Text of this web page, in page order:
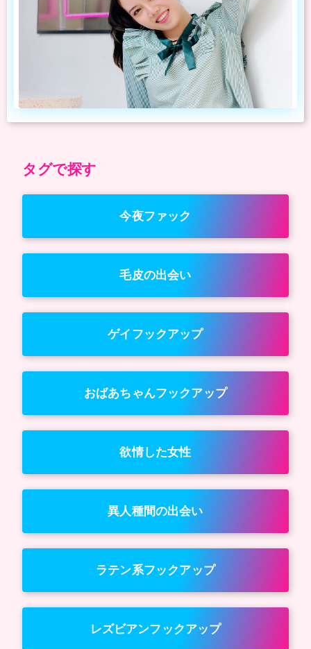
タグで探す
今夜ファック
毛皮の出会い
ゲイフックアップ
おばあちゃんフックアップ
欲情した女性
異人種間の出会い
ラテン系フックアップ
レズビアンフックアップ